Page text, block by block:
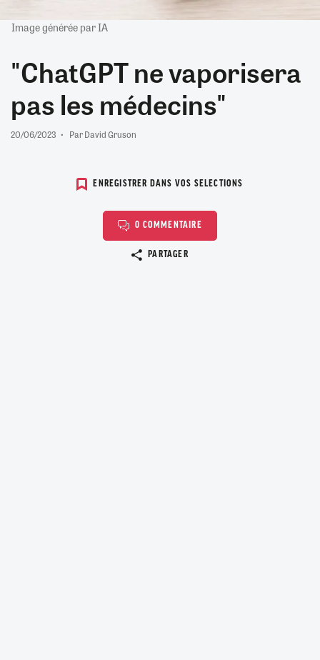
Image générée par IA
"ChatGPT ne vaporisera
pas les médecins"
20/06/2023 Par David Gruson
ENREGISTRER DANS VOS SELECTIONS
0 COMMENTAIRE
PARTAGER